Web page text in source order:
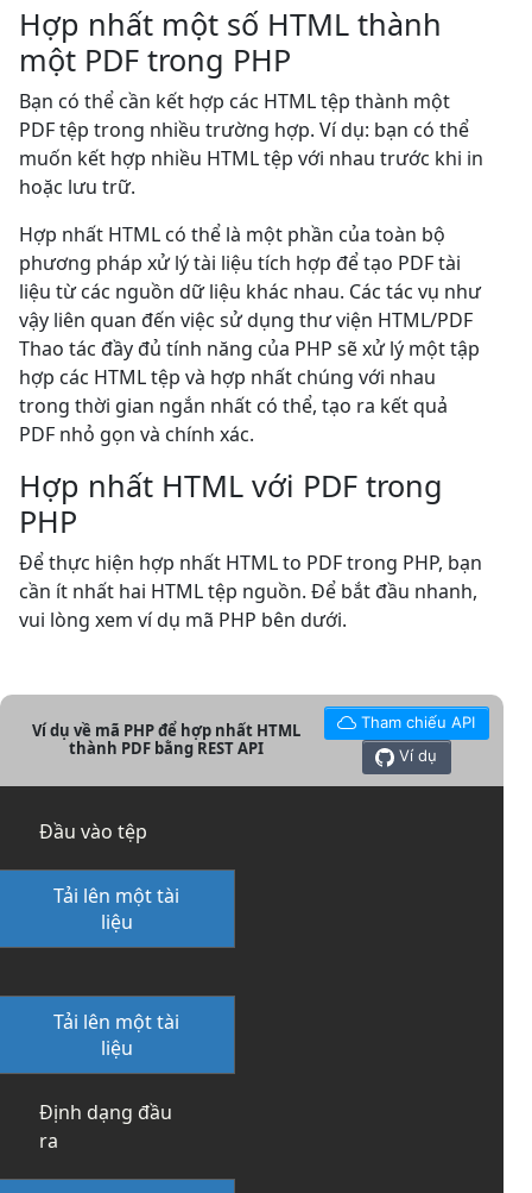
Hợp nhất một số HTML thành
một PDF trong PHP
Bạn có thể cần kết hợp các HTML tệp thành một
PDF tệp trong nhiều trường hợp. Ví dụ: bạn có thể
muốn kết hợp nhiều HTML tệp với nhau trước khi in
hoặc lưu trữ.
Hợp nhất HTML có thể là một phần của toàn bộ
phương pháp xử lý tài liệu tích hợp để tạo PDF tài
liệu từ các nguồn dữ liệu khác nhau. Các tác vụ như
vậy liên quan đến việc sử dụng thư viện HTML/PDF
Thao tác đầy đủ tính năng của PHP sẽ xử lý một tập
hợp các HTML tệp và hợp nhất chúng với nhau
trong thời gian ngắn nhất có thể, tạo ra kết quả
PDF nhỏ gọn và chính xác.
Hợp nhất HTML với PDF trong
PHP
Để thực hiện hợp nhất HTML to PDF trong PHP, bạn
cần ít nhất hai HTML tệp nguồn. Để bắt đầu nhanh,
vui lòng xem ví dụ mã PHP bên dưới.
Ví dụ về mã PHP để hợp nhất HTML
thành PDF bằng REST API
Tham chiếu API
Ví dụ
Đầu vào tệp
Tải lên một tài
liệu
Tải lên một tài
liệu
Định dạng đầu
ra